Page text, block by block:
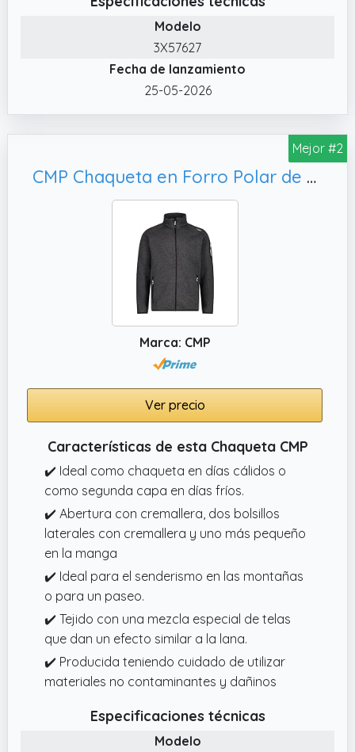
Modelo
3X57627
Fecha de lanzamiento
25-05-2026
Mejor #2
CMP Chaqueta en Forro Polar de Punto Knit Tech
Marca: CMP
Ver precio
Características de esta Chaqueta CMP
✔️ Ideal como chaqueta en días cálidos o
como segunda capa en días fríos.
✔️ Abertura con cremallera, dos bolsillos
laterales con cremallera y uno más pequeño
en la manga
✔️ Ideal para el senderismo en las montañas
o para un paseo.
✔️ Tejido con una mezcla especial de telas
que dan un efecto similar a la lana.
✔️ Producida teniendo cuidado de utilizar
materiales no contaminantes y dañinos
Especificaciones técnicas
Modelo